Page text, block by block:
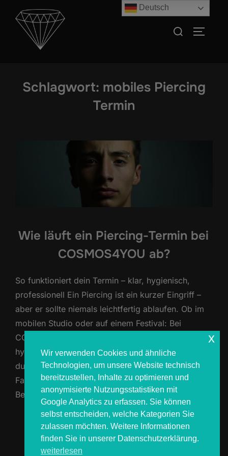
Inhalt
springen
Suchen
Schlagwort: mobiles Piercing
Termin
Wie läuft ein Piercing-Termin bei
COSMOS4YOU ab?
So funktioniert dein Termin – klar, hygienisch,
professionell Ein Piercing ist ein kurzer Eingriff –
aber er sollte niemals leichtfertig ablaufen. Ob im
mobilen Studio oder auf einem Festival: Bei
COSMOS4YOU bekommst du einen strukturierten,
hygienisch einwandfreien und verantwortungsvoll
durchgeführten Piercing-Termin – mit echter
Fachkompetenz und klaren Abläufen. In diesem
Beitrag erfährst du, wie ein …
MEHRÜBER „WIE LÄUFT EIN
LESEN
Deutsch
Wir verwenden Cookies und ähnliche
Technologien, um unsere Website technisch
bereitzustellen, Inhalte zu optimieren und
anonymisierte Nutzungsstatistiken mit
Google Analytics zu erfassen. Sie können
selbst entscheiden, welche Kategorien Sie
zulassen möchten. Weitere Informationen
finden Sie in unserer Datenschutzerklärung.
weiterlesen
x